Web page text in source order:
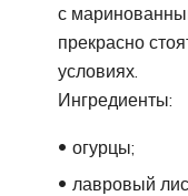
с
прекрасно
условиях.
Ингредиенты:
огурцы;
лавровый